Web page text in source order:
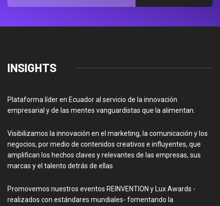
INSIGHTS
Plataforma líder en Ecuador al servicio de la innovación
empresarial y de las mentes vanguardistas que la alimentan.
Visibilizamos la innovación en el marketing, la comunicación y los
negocios, por medio de contenidos creativos e influyentes, que
amplifican los hechos claves y relevantes de las empresas, sus
marcas y el talento detrás de ellas.
Promovemos nuestros eventos REINVENTION y Lux Awards -
realizados con estándares mundiales- fomentando la